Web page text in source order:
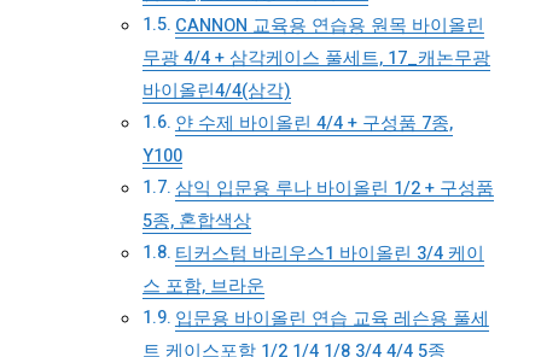
CANNON 교육용 연습용 원목 바이올린
무광 4/4 + 삼각케이스 풀세트, 17_캐논무광
바이올린4/4(삼각)
얀 수제 바이올린 4/4 + 구성품 7종,
Y100
삼익 입문용 루나 바이올린 1/2 + 구성품
5종, 혼합색상
티커스텀 바리우스1 바이올린 3/4 케이
스 포함, 브라운
입문용 바이올린 연습 교육 레슨용 풀세
트 케이스포함 1/2 1/4 1/8 3/4 4/4 5종